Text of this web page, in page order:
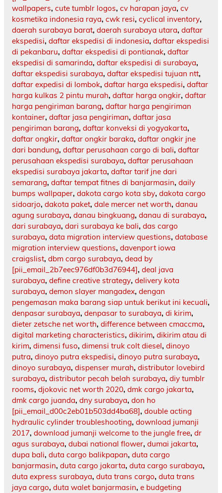
wallpapers, cute tumblr logos, cv harapan jaya, cv
kosmetika indonesia raya, cwk resi, cyclical inventory,
daerah surabaya barat, daerah surabaya utara, daftar
ekspedisi, daftar ekspedisi di indonesia, daftar ekspedisi
di pekanbaru, daftar ekspedisi di pontianak, daftar
ekspedisi di samarinda, daftar ekspedisi di surabaya,
daftar ekspedisi surabaya, daftar ekspedisi tujuan ntt,
daftar expedisi di lombok, daftar harga ekspedisi, daftar
harga kulkas 2 pintu murah, daftar harga ongkir, daftar
harga pengiriman barang, daftar harga pengiriman
kontainer, daftar jasa pengiriman, daftar jasa
pengiriman barang, daftar konveksi di yogyakarta,
daftar ongkir, daftar ongkir baraka, daftar ongkir jne
dari bandung, daftar perusahaan cargo di bali, daftar
perusahaan ekspedisi surabaya, daftar perusahaan
ekspedisi surabaya jakarta, daftar tarif jne dari
semarang, daftar tempat fitnes di banjarmasin, daily
bumps wallpaper, dakota cargo kota sby, dakota cargo
sidoarjo, dakota paket, dale mercer net worth, danau
agung surabaya, danau bingkuang, danau di surabaya,
dari surabaya, dari surabaya ke bali, das cargo
surabaya, data migration interview questions, database
migration interview questions, davenport iowa
craigslist, dbm cargo surabaya, dead by
[pii_email_2b7eec976df0b3d76944], deal java
surabaya, define creative strategy, delivery kota
surabaya, demon slayer mangadex, dengan
pengemasan maka barang siap untuk berikut ini kecuali,
denpasar surabaya, denpasar to surabaya, di kirim,
dieter zetsche net worth, difference between cmaccma,
digital marketing characteristics, dikirim, dikirim atau di
kirim, dimensi fuso, dimensi truk colt diesel, dinoyo
putra, dinoyo putra ekspedisi, dinoyo putra surabaya,
dinoyo surabaya, dispenser murah, distributor lovebird
surabaya, distributor pecah belah surabaya, diy tumblr
rooms, djokovic net worth 2020, dmk cargo jakarta,
dmk cargo juanda, dny surabaya, don ho
[pii_email_d00c2eb01b503dd4ba68], double acting
hydraulic cylinder troubleshooting, download jumanji
2017, download jumanji welcome to the jungle free, dr
agus surabaya, dubai national flower, dumai jakarta,
dupa bali, duta cargo balikpapan, duta cargo
banjarmasin, duta cargo jakarta, duta cargo surabaya,
duta express surabaya, duta trans cargo, duta trans
jaya cargo, duta walet banjarmasin, e budgeting